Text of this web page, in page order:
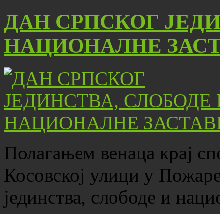
ДАН СРПСКОГ
НАЦИОНАЛНЕ
Полагањем венаца крај
Косовској улици у
јединства, слободе и